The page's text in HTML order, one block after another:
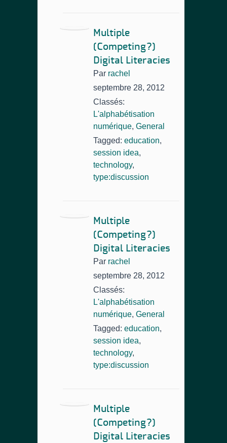
Multiple
(Competing?)
Digital Literacies
Par rachel
septembre 28, 2012
Classés:
L'alphabétisation
numérique, General
Tagged: education,
session idea,
technology,
type:discussion
Multiple
(Competing?)
Digital Literacies
Par rachel
septembre 28, 2012
Classés:
L'alphabétisation
numérique, General
Tagged: education,
session idea,
technology,
type:discussion
Multiple
(Competing?)
Digital Literacies